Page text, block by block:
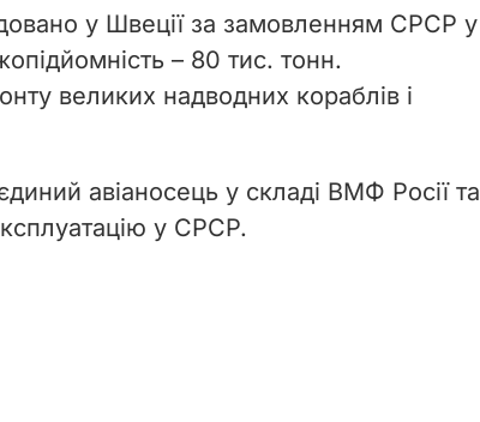
у Швеції за замовленням СРСР у
– 80 тис. тонн.
великих надводних кораблів і
авіаносець у складі ВМФ Росії та
у СРСР.